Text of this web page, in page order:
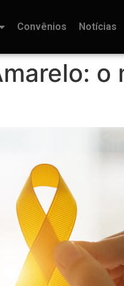
Convênios Notícias
o